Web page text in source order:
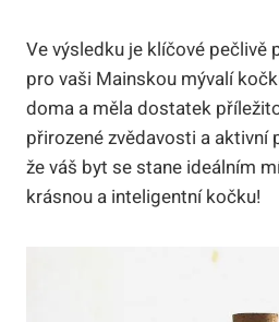
Ve výsledku je klíčové
pro vaši Mainskou mývalí
doma a měla dostatek
přirozené zvědavosti a aktivní
že váš byt se stane ideálním
krásnou a inteligentní kočku!